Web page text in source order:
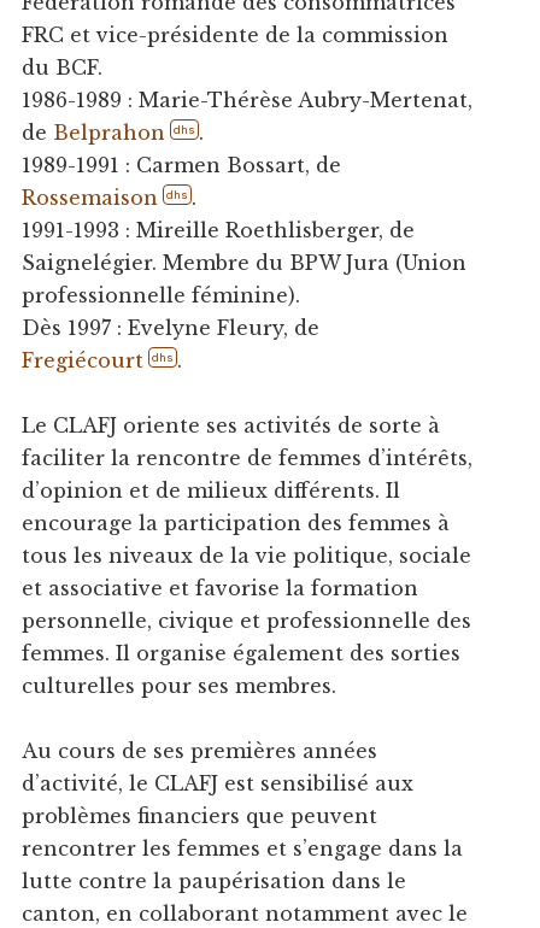
FRC et vice-présidente de la commission
du BCF.
1986-1989 : Marie-Thérèse Aubry-Mertenat,
de Belprahon dhs .
1989-1991 : Carmen Bossart, de
Rossemaison
dhs .
1991-1993 : Mireille Roethlisberger, de
Saignelégier. Membre du BPW Jura (Union
professionnelle féminine).
Dès 1997 : Evelyne Fleury, de
Fregiécourt
dhs .
Le CLAFJ oriente ses activités de sorte à
faciliter la rencontre de femmes d’intérêts,
d’opinion et de milieux différents. Il
encourage la participation des femmes à
tous les niveaux de la vie politique, sociale
et associative et favorise la formation
personnelle, civique et professionnelle des
femmes. Il organise également des sorties
culturelles pour ses membres.
Au cours de ses premières années
d’activité, le CLAFJ est sensibilisé aux
problèmes financiers que peuvent
rencontrer les femmes et s’engage dans la
lutte contre la paupérisation dans le
canton, en collaborant notamment avec le